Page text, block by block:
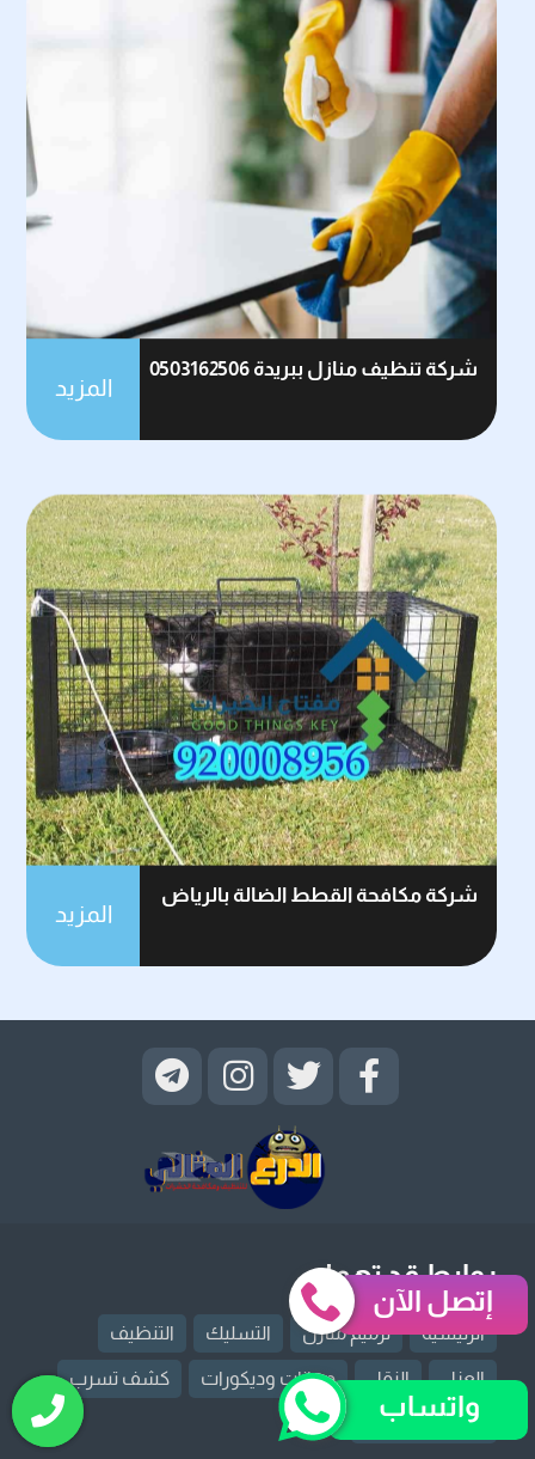
شركة تنظيف منازل ببريدة 0503162506
المزيد
شركة مكافحة القطط الضالة بالرياض
المزيد
روابط قد تهمك
الرئيسية ترميم منازل التسليك التنظيف
العزل النقل دهانات وديكورات كشف تسرب
مكافحة حشرات
إتصل الآن
واتساب